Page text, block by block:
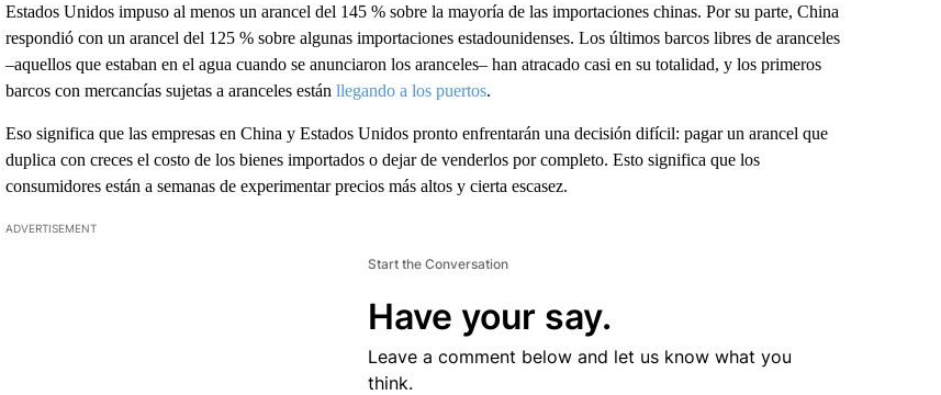
Estados Unidos impuso al menos un arancel del 145 % sobre la mayoría de las importaciones chinas. Por su parte, China
respondió con un arancel del 125 % sobre algunas importaciones estadounidenses. Los últimos barcos libres de aranceles
–aquellos que estaban en el agua cuando se anunciaron los aranceles– han atracado casi en su totalidad, y los primeros
barcos con mercancías sujetas a aranceles están llegando a los puertos.
Eso significa que las empresas en China y Estados Unidos pronto enfrentarán una decisión difícil: pagar un arancel que
duplica con creces el costo de los bienes importados o dejar de venderlos por completo. Esto significa que los
consumidores están a semanas de experimentar precios más altos y cierta escasez.
ADVERTISEMENT
Start the Conversation
Have your say.
Leave a comment below and let us know what you
think.